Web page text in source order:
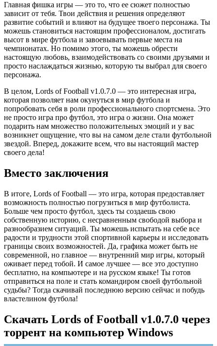
Главная фишка игры — это то, что ее сюжет полностью
зависит от тебя. Твои действия и решения определяют
развитие событий и влияют на будущее твоего персонажа. Ты
можешь становиться настоящим профессионалом, достигать
высот в мире футбола и завоевывать первые места на
чемпионатах. Но помимо этого, ты можешь обрести
настоящую любовь, взаимодействовать со своими друзьями и
просто наслаждаться жизнью, которую ты выбрал для своего
персонажа.
В целом, Lords of Football v1.0.7.0 — это интересная игра,
которая позволяет нам окунуться в мир футбола и
попробовать себя в роли профессионального спортсмена. Это
не просто игра про футбол, это игра о жизни. Она может
подарить нам множество положительных эмоций и у вас
возникнет ощущение, что вы на самом деле стали футбольной
звездой. Вперед, докажите всем, что вы настоящий мастер
своего дела!
Вместо заключения
В итоге, Lords of Football — это игра, которая предоставляет
возможность полностью погрузиться в мир футболиста.
Больше чем просто футбол, здесь ты создаешь свою
собственную историю, с несравненным свободой выбора и
разнообразием ситуаций. Ты можешь испытать на себе все
радости и трудности этой спортивной карьеры и исследовать
границы своих возможностей. Да, графика может быть не
современной, но главное — внутренний мир игры, который
оживает перед тобой. И самое лучшее — все это доступно
бесплатно, на компьютере и на русском языке! Ты готов
отправиться на поле и стать командиром своей футбольной
судьбы? Тогда скачивай последнюю версию сейчас и побудь
властелином футбола!
Скачать Lords of Football v1.0.7.0 через
торрент на компьютер Windows